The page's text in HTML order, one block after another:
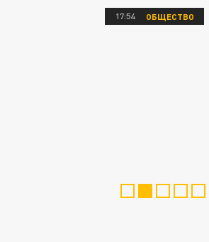
17:54 ОБЩЕСТВО